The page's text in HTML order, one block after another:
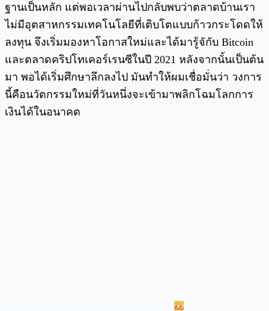
ฐานเป็นหลัก แต่พอเวลาผ่านไปกลับพบว่าตลาดบ้านเรา
ไม่มีอุตสาหกรรมเทคโนโลยีที่เติบโตแบบก้าวกระโดดให้
ลงทุน จึงเริ่มมองหาโอกาสใหม่และได้มารู้จักับ Bitcoin
และตลาดคริปโทเคอร์เรนซีในปี 2021 หลังจากนั้นเป็นต้น
มา พอได้เริ่มศึกษาลึกลงไป มันทำให้ผมเชื่อมั่นว่า วงการ
นี้คือนวัตกรรมใหม่ที่วันหนึ่งจะเข้ามาพลิกโฉมโลกการ
เงินได้ในอนาคต